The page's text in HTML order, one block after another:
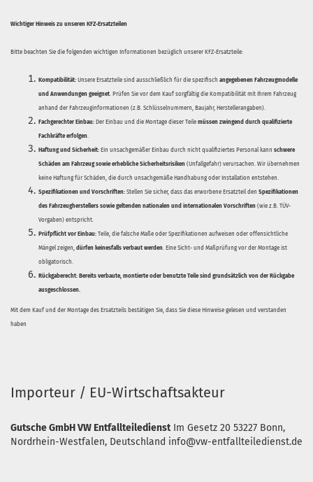
Wichtiger Hinweis zu unseren KFZ-Ersatzteilen
Bitte beachten Sie die folgenden wichtigen Informationen bezüglich unserer KFZ-Ersatzteile:
Kompatibilität: Unsere Ersatzteile sind ausschließlich für die spezifisch angegebenen Fahrzeugmodelle
und Anwendungen geeignet. Prüfen Sie vor dem Kauf sorgfältig die Kompatibilität mit Ihrem Fahrzeug
anhand der Fahrzeuginformationen (z.B. Schlüsselnummern, Baujahr, Herstellerangaben).
Fachgerechter Einbau: Der Einbau und die Montage dieser Teile müssen zwingend durch qualifizierte
Fachkräfte erfolgen.
Haftung und Sicherheit: Ein unsachgemäßer Einbau durch nicht qualifiziertes Personal kann schwere
Schäden am Fahrzeug sowie erhebliche Sicherheitsrisiken (Unfallgefahr) verursachen. Wir übernehmen
keine Haftung für Schäden, die durch unsachgemäße Handhabung oder Installation entstehen.
Spezifikationen und Vorschriften: Stellen Sie sicher, dass das erworbene Ersatzteil den Spezifikationen
des Fahrzeugherstellers sowie geltenden nationalen und internationalen Vorschriften (wie z.B. TÜV-
Vorgaben) entspricht.
Prüfpflicht vor Einbau: Teile, die falsche Maße oder Spezifikationen aufweisen oder offensichtliche
Mängel zeigen, dürfen keinesfalls verbaut werden. Eine Sicht- und Maßprüfung vor der Montage ist
obligatorisch.
Rückgaberecht: Bereits verbaute, montierte oder benutzte Teile sind grundsätzlich von der Rückgabe
ausgeschlossen.
Mit dem Kauf und der Montage des Ersatzteils bestätigen Sie, dass Sie diese Hinweise gelesen und verstanden
haben
Importeur / EU-Wirtschaftsakteur
Gutsche GmbH VW Entfallteiledienst Im Gesetz 20 53227 Bonn,
Nordrhein-Westfalen, Deutschland info@vw-entfallteiledienst.de